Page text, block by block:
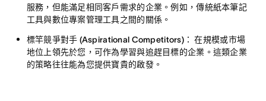
服務，但能滿足相同客戶需求的企業。例如，傳統紙本筆記
工具與數位專案管理工具之間的關係。
標竿競爭對手 (Aspirational Competitors)： 在規模或市場
地位上領先於您，可作為學習與追趕目標的企業。這類企業
的策略往往能為您提供寶貴的啟發。